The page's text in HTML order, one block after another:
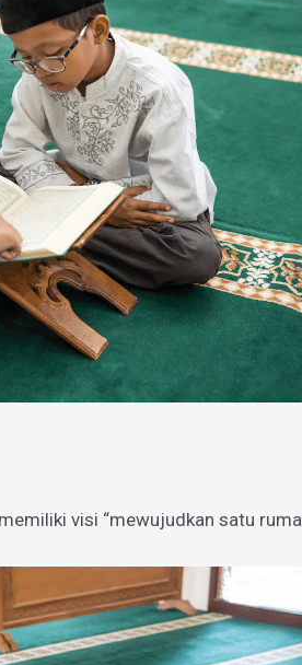
visi “mewujudkan satu